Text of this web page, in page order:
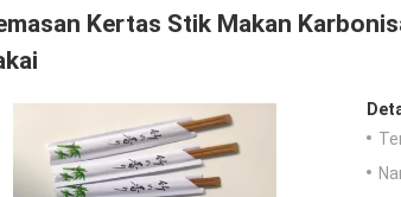
Kertas Stik Makan